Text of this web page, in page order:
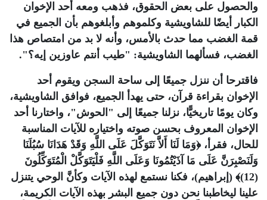
والحصول على بعض الحقوق، فذهب ومعه أحد الإخوان
الكبار أيضًا للشاويشية وكلموهم وأبلغوهم بأن الجميع في
قمة الغضب مما حدث بالأمس، وأنه لا بد من امتصاص هذا
الغضب، فسألهما الشاويشية: "طيب أنتم عاوزين إيه؟".
فاقترحا أن ننزل جميعًا إلى ساحة السجن ويقوم أحد
الإخوان بقراءة قرآن، حتى يهدأ الجميع، فوافق الشاويشية،
وكان يومًا تاريخيًّا، نزلنا جميعًا إلى "الحوش"، واختارنا أحد
الإخوان المعروف بحسن صوته واختياره للآيات المناسبة
للحال، فقرأ، ﴿وَمَا لَنَا أَلاَّ نَتَوَكَّلَ عَلَى اللَّهِ وَقَدْ هَدَانَا سُبُلَنَا
وَلَنَصْبِرَنَّ عَلَى مَا آذَيْتُمُونَا وَعَلَى اللَّهِ فَلْيَتَوَكَّلْ الْمُتَوَكِّلُونَ
(12)﴾ (إبراهيم)، فكنا نستمع لهذه الآيات وكأنَّ الوحي يتنزل
علينا ليخاطبنا نحن دون جميع البشر بهذه الآيات الكريمة،